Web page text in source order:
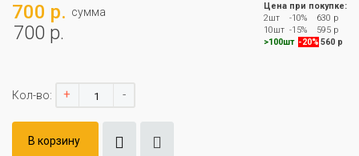
700 р. сумма
700 р.
Цена при покупке:
2шт
-10%
630 р
10шт -15%
595 р
>100шт -20% 560 р
Кол-во: + -
В корзину